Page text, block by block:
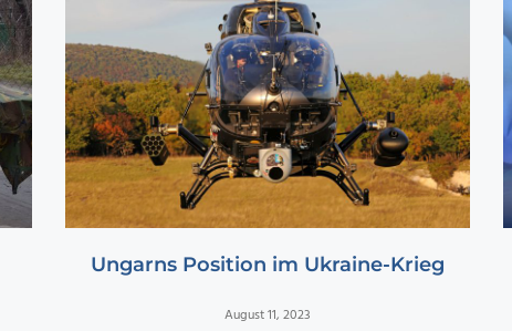
Ungarns Position im Ukraine-Krieg
August 11, 2023